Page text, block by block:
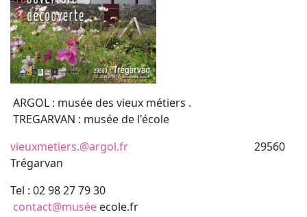
ARGOL : musée des vieux métiers .
TREGARVAN : musée de l'école
vieuxmetiers.@argol.fr 29560
Trégarvan
Tel : 02 98 27 79 30
contact@musée ecole.fr